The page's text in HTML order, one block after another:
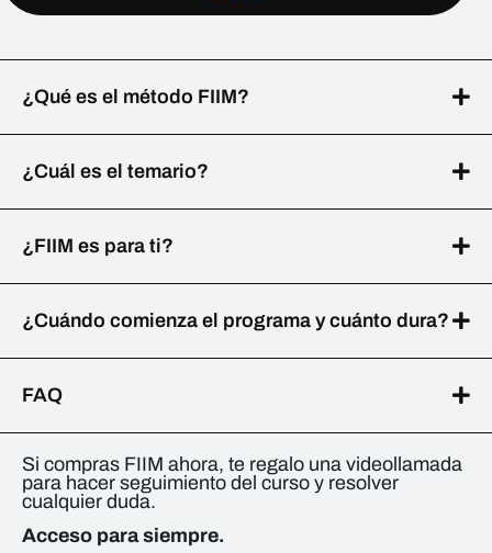
¿Qué es el método FIIM?
¿Cuál es el temario?
¿FIIM es para ti?
¿Cuándo comienza el programa y cuánto dura?
FAQ
Si compras FIIM ahora, te regalo una videollamada
para hacer seguimiento del curso y resolver
cualquier duda.
Acceso para siempre.